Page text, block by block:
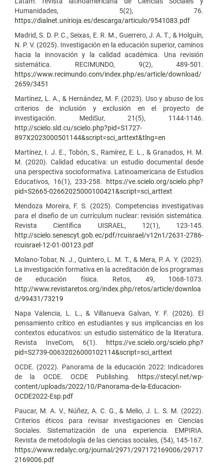
Humanidades, 5(2), 76.
https://dialnet.unirioja.es/descarga/articulo/9541083.pdf
Madrid, S. D. P. C., Seixas, E. R. M., Guerrero, J. A. T., & Holguín,
N. P. V. (2025). Investigación en la educación superior, caminos
hacia la innovación y la calidad académica. Una revisión
sistemática. RECIMUNDO, 9(2), 489-501.
https://www.recimundo.com/index.php/es/article/download/
2659/3451
Martínez, L. A., & Hernández, M. F. (2023). Uso y abuso de los
criterios de inclusión y exclusión en el proyecto de
investigación. MediSur, 21(5), 1144-1146.
http://scielo.sld.cu/scielo.php?pid=S1727-
897X2023000501144&script=sci_arttext&tlng=en
Martínez, I. J. E., Tobón, S., Ramírez, E. L., & Granados, H. M.
M. (2020). Calidad educativa: un estudio documental desde
una perspectiva socioformativa. Latinoamericana de Estudios
Educativos, 16(1), 233-258.
https://ve.scielo.org/scielo.php?
pid=S2665-02662025000100421&script=sci_arttext
Mendoza Moreira, F. S. (2025). Competencias investigativas
para el diseño de un currículum nuclear: revisión sistemática.
Revista Científica UISRAEL, 12(1), 123-145.
http://scielo.senescyt.gob.ec/pdf/rcuisrael/v12n1/2631-2786-
rcuisrael-12-01-00123.pdf
Molano-Tobar, N. J., Quintero, L. M. T., & Mera, P. A. Y. (2023).
La investigación formativa en la acreditación de los programas
de educación física. Retos, 49, 1068-1073.
http://www.revistaretos.org/index.php/retos/article/downloa
d/99431/73219
Napa Valencia, L. L., & Villanueva Galvan, Y. F. (2026). El
pensamiento crítico en estudiantes y sus implicancias en los
contextos educativos: un estudio sistemático de la literatura.
Revista InveCom, 6(1).
https://ve.scielo.org/scielo.php?
pid=S2739-00632026000102114&script=sci_arttext
OCDE. (2022). Panorama de la educación 2022: Indicadores
de la OCDE. OCDE Publishing.
https://stecyl.net/wp-
content/uploads/2022/10/Panorama-de-la-Educacion-
OCDE2022-Esp.pdf
Paucar, M. A. V., Núñez, A. C. G., & Melio, J. L. S. M. (2022).
Criterios éticos para revisar investigaciones en Ciencias
Sociales. Sistematización de una experiencia. EMPIRIA.
Revista de metodología de las ciencias sociales, (54), 145-167.
https://www.redalyc.org/journal/2971/297172169006/29717
2169006.pdf